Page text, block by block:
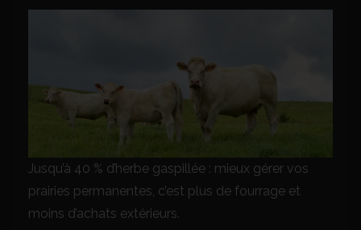
Jusqu’à 40 % d’herbe gaspillée : mieux gérer vos
prairies permanentes, c’est plus de fourrage et
moins d’achats extérieurs.